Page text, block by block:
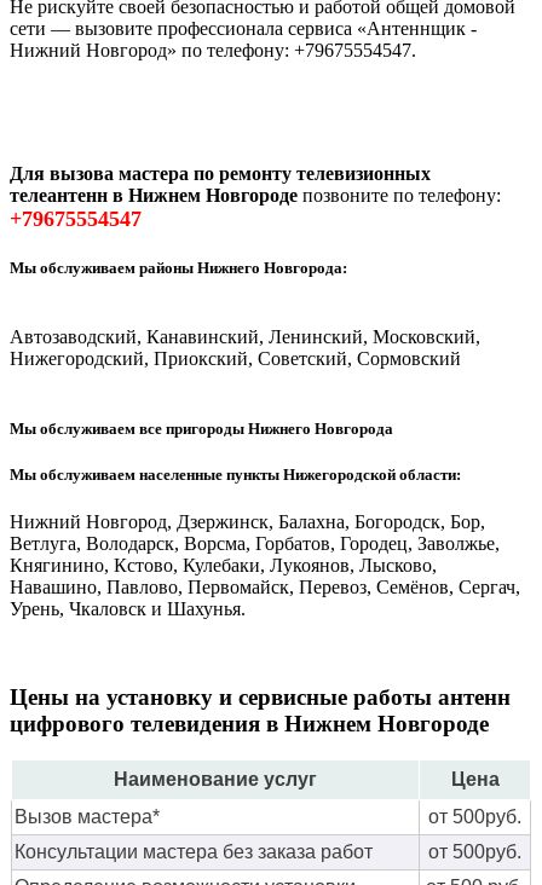
Не рискуйте своей безопасностью и работой общей домовой
сети — вызовите профессионала сервиса «Антеннщик -
Нижний Новгород» по телефону: +79675554547.
Для вызова мастера по ремонту телевизионных
телеантенн в Нижнем Новгороде позвоните по телефону:
+79675554547
Мы обслуживаем районы Нижнего Новгорода:
Автозаводский, Канавинский, Ленинский, Московский,
Нижегородский, Приокский, Советский, Сормовский
Мы обслуживаем все пригороды Нижнего Новгорода
Мы обслуживаем населенные пункты Нижегородской области:
Нижний Новгород, Дзержинск, Балахна, Богородск, Бор,
Ветлуга, Володарск, Ворсма, Горбатов, Городец, Заволжье,
Княгинино, Кстово, Кулебаки, Лукоянов, Лысково,
Навашино, Павлово, Первомайск, Перевоз, Семёнов, Сергач,
Урень, Чкаловск и Шахунья.
Цены на установку и сервисные работы антенн
цифрового телевидения в Нижнем Новгороде
Наименование услуг
Цена
Вызов мастера*
от 500руб.
Консультации мастера без заказа работ
от 500руб.